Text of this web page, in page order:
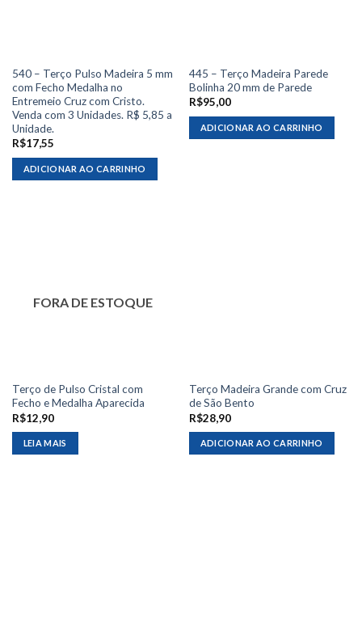
540 – Terço Pulso Madeira 5 mm
com Fecho Medalha no
Entremeio Cruz com Cristo.
Venda com 3 Unidades. R$ 5,85 a
Unidade.
R$17,55
ADICIONAR AO CARRINHO
445 – Terço Madeira Parede
Bolinha 20 mm de Parede
R$95,00
ADICIONAR AO CARRINHO
FORA DE ESTOQUE
Terço de Pulso Cristal com
Fecho e Medalha Aparecida
R$12,90
LEIA MAIS
Terço Madeira Grande com Cruz
de São Bento
R$28,90
ADICIONAR AO CARRINHO